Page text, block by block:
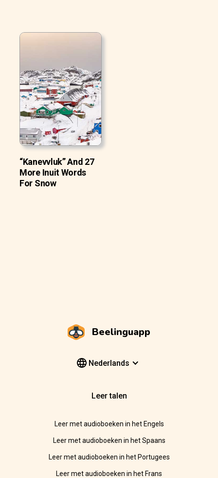
“Kanevvluk” And 27
More Inuit Words
For Snow
Beelinguapp
Nederlands
Leer talen
Leer met audioboeken in het Engels
Leer met audioboeken in het Spaans
Leer met audioboeken in het Portugees
Leer met audioboeken in het Frans